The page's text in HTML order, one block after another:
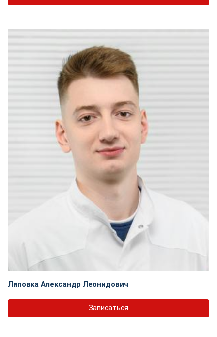
Липовка Александр Леонидович
Записаться